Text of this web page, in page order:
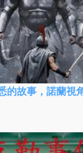
的故事，諾蘭視